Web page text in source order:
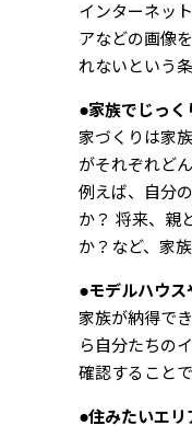
インターネッ
アなどの画像
れないという
●家族でじっく
家づくりは家
がそれぞれど
例えば、自分
か？ 将来、親
か？など、家
●モデルハウス
家族が納得で
ら自分たちの
確認すること
●住みたいエリ